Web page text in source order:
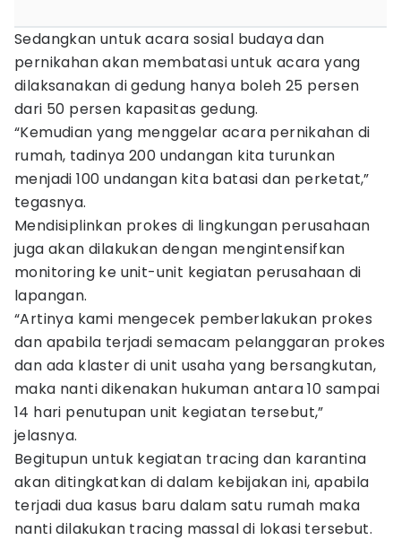
Sedangkan untuk acara sosial budaya dan
pernikahan akan membatasi untuk acara yang
dilaksanakan di gedung hanya boleh 25 persen
dari 50 persen kapasitas gedung.
“Kemudian yang menggelar acara pernikahan di
rumah, tadinya 200 undangan kita turunkan
menjadi 100 undangan kita batasi dan perketat,”
tegasnya.
Mendisiplinkan prokes di lingkungan perusahaan
juga akan dilakukan dengan mengintensifkan
monitoring ke unit-unit kegiatan perusahaan di
lapangan.
“Artinya kami mengecek pemberlakukan prokes
dan apabila terjadi semacam pelanggaran prokes
dan ada klaster di unit usaha yang bersangkutan,
maka nanti dikenakan hukuman antara 10 sampai
14 hari penutupan unit kegiatan tersebut,”
jelasnya.
Begitupun untuk kegiatan tracing dan karantina
akan ditingkatkan di dalam kebijakan ini, apabila
terjadi dua kasus baru dalam satu rumah maka
nanti dilakukan tracing massal di lokasi tersebut.